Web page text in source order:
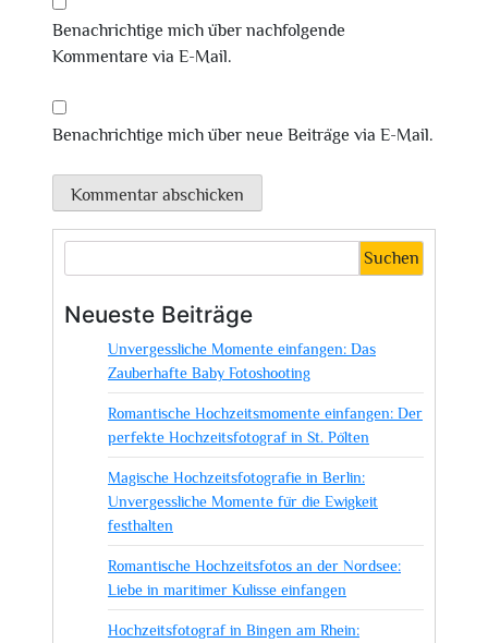
Benachrichtige mich über nachfolgende
Kommentare via E-Mail.
Benachrichtige mich über neue Beiträge via E-Mail.
Suchen
Neueste Beiträge
Unvergessliche Momente einfangen: Das
Zauberhafte Baby Fotoshooting
Romantische Hochzeitsmomente einfangen: Der
perfekte Hochzeitsfotograf in St. Pölten
Magische Hochzeitsfotografie in Berlin:
Unvergessliche Momente für die Ewigkeit
festhalten
Romantische Hochzeitsfotos an der Nordsee:
Liebe in maritimer Kulisse einfangen
Hochzeitsfotograf in Bingen am Rhein: